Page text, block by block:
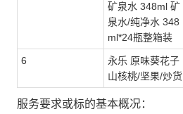
矿泉水 348ml 矿
泉水/纯净水 348
ml*24瓶整箱装
6
永乐 原味葵花子
山核桃/坚果/炒货
服务要求或标的基本概况：